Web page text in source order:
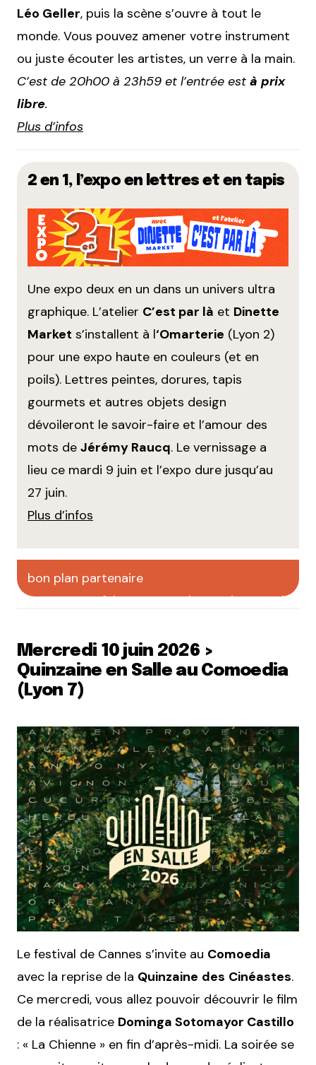
Léo Geller, puis la scène s’ouvre à tout le
monde. Vous pouvez amener votre instrument
ou juste écouter les artistes, un verre à la main.
C’est de 20h00 à 23h59 et l’entrée est à prix
libre.
Plus d’infos
2 en 1, l’expo en lettres et en tapis
Une expo deux en un dans un univers ultra
graphique. L’atelier C’est par là et Dinette
Market s’installent à l‘Omarterie (Lyon 2)
pour une expo haute en couleurs (et en
poils). Lettres peintes, dorures, tapis
gourmets et autres objets design
dévoileront le savoir-faire et l’amour des
mots de Jérémy Raucq. Le vernissage a
lieu ce mardi 9 juin et l’expo dure jusqu’au
27 juin.
Plus d’infos
bon plan partenaire
faites votre pub sur CityCrunch
Mercredi 10 juin 2026 >
Quinzaine en Salle au Comoedia
(Lyon 7)
Le festival de Cannes s’invite au Comoedia
avec la reprise de la Quinzaine des Cinéastes.
Ce mercredi, vous allez pouvoir découvrir le film
de la réalisatrice Dominga Sotomayor Castillo
: « La Chienne » en fin d’après-midi. La soirée se